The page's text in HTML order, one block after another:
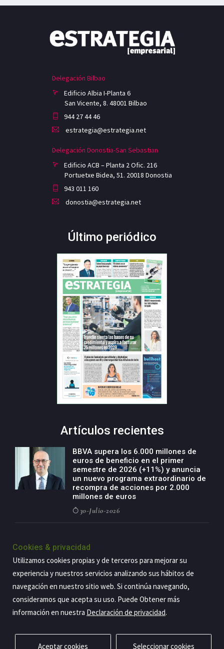
Delegación Bilbao
Edificio Albia I-Planta 6
San Vicente, 8. 48001 Bilbao
944 27 44 46
estrategia@estrategia.net
Delegación Donostia-San Sebastian
Edificio ACB – Planta 2 Ofic. 216
Portuetxe Bidea, 51. 20018 Donostia
943 011 160
donostia@estrategia.net
Último periódico
Artículos recientes
BBVA supera los 6.000 millones de
euros de beneficio en el primer
semestre de 2026 (+11%) y anuncia
un nuevo programa extraordinario de
recompra de acciones por 2.000
millones de euros
30-Julio-2026
negocio agro con un modelo global
de especialización presente en siete
países
29-Julio-2026
Cookies & privacidad
Utilizamos cookies propias y de terceros para mejorar su
experiencia y nuestros servicios analizando sus hábitos de
navegación en nuestro sitio web. Si continúa navegando,
consideramos que acepta su uso. Puede Obtener más
información en nuestra Declaración de privacidad.
Aceptar cookies Seleccionar cookies